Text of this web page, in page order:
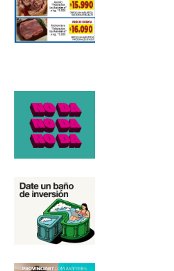
Apellidos